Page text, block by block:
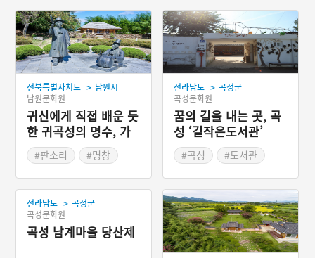
전북특별자치도 > 남원시
남원문화원
귀신에게 직접 배운 듯
한 귀곡성의 명수, 가
왕 송흥록
#판소리
#명창
#전라북도 문화예술인
전라남도 > 곡성군
곡성문화원
꿈의 길을 내는 곳, 곡
성 ‘길작은도서관’
#곡성
#도서관
전라남도 > 곡성군
곡성문화원
곡성 남계마을 당산제